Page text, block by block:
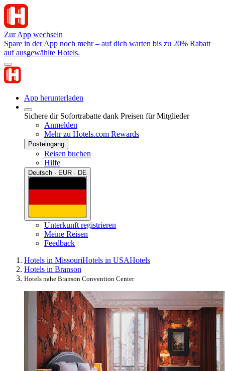
Zur App wechseln
Spare in der App noch mehr – auf dich warten bis zu 20% Rabatt
auf ausgewählte Hotels.
App herunterladen
Sichere dir Sofortrabatte dank Preisen für Mitglieder
Anmelden
Mehr zu Hotels.com Rewards
Posteingang
Reisen buchen
Hilfe
Deutsch · EUR · DE
Unterkunft registrieren
Meine Reisen
Feedback
Hotels in MissouriHotels in USAHotels
Hotels in Branson
Hotels nahe Branson Convention Center